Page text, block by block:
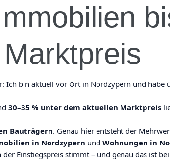
Ich bin aktuell vor Ort in Nordzypern und habe
30–35 % unter dem aktuellen Marktpreis
Bauträgern. Genau hier entsteht der
in Nordzypern und Wohnungen in
Einstiegspreis stimmt – und genau das ist